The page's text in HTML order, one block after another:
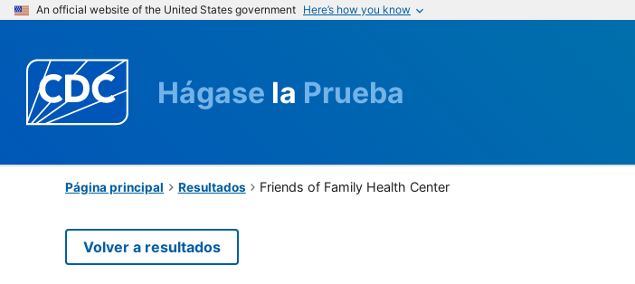
An official website of the United States government Here’s how you know
Hágase la Prueba
Página principal Resultados Friends of Family Health Center
Volver a resultados